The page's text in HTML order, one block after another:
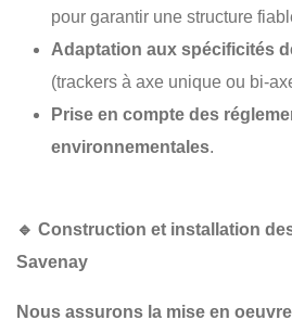
pour garantir une structure
Adaptation aux spécificités
(trackers à axe unique ou bi-
Prise en compte des
environnementales.
🔹 Construction et installation
Savenay
Nous assurons la mise en